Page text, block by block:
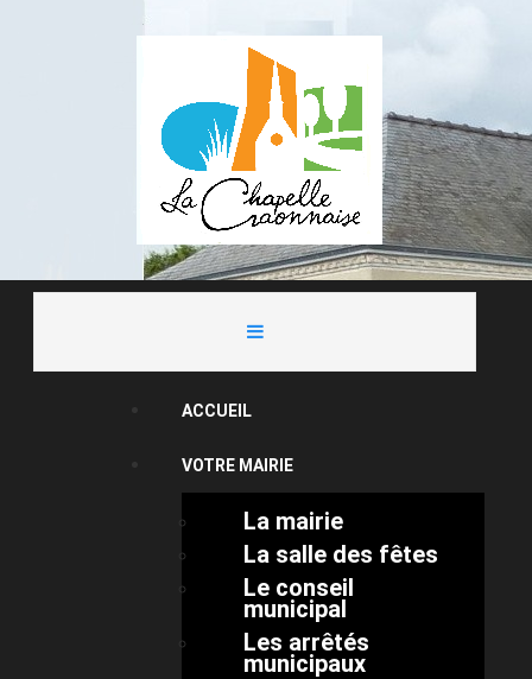
ACCUEIL
VOTRE MAIRIE
La mairie
La salle des fêtes
Le conseil
municipal
Les arrêtés
municipaux